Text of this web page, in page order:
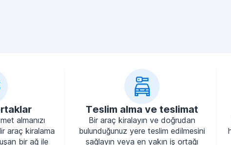
almanızı
araç kiralama
bir ağ ile
Teslim alma ve teslimat
Bir araç kiralayın ve doğrudan
bulunduğunuz yere teslim edilmesini
sağlayın veya en yakın iş ortağı